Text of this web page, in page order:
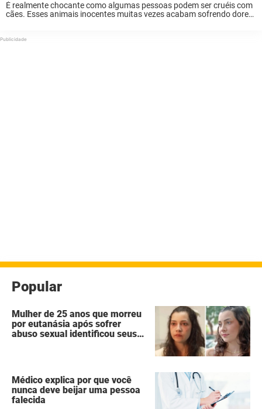
É realmente chocante como algumas pessoas podem ser cruéis com
cães. Esses animais inocentes muitas vezes acabam sofrendo dores
Popular
Mulher de 25 anos que morreu
por eutanásia após sofrer
abuso sexual identificou seus
Médico explica por que você
nunca deve beijar uma pessoa
falecida